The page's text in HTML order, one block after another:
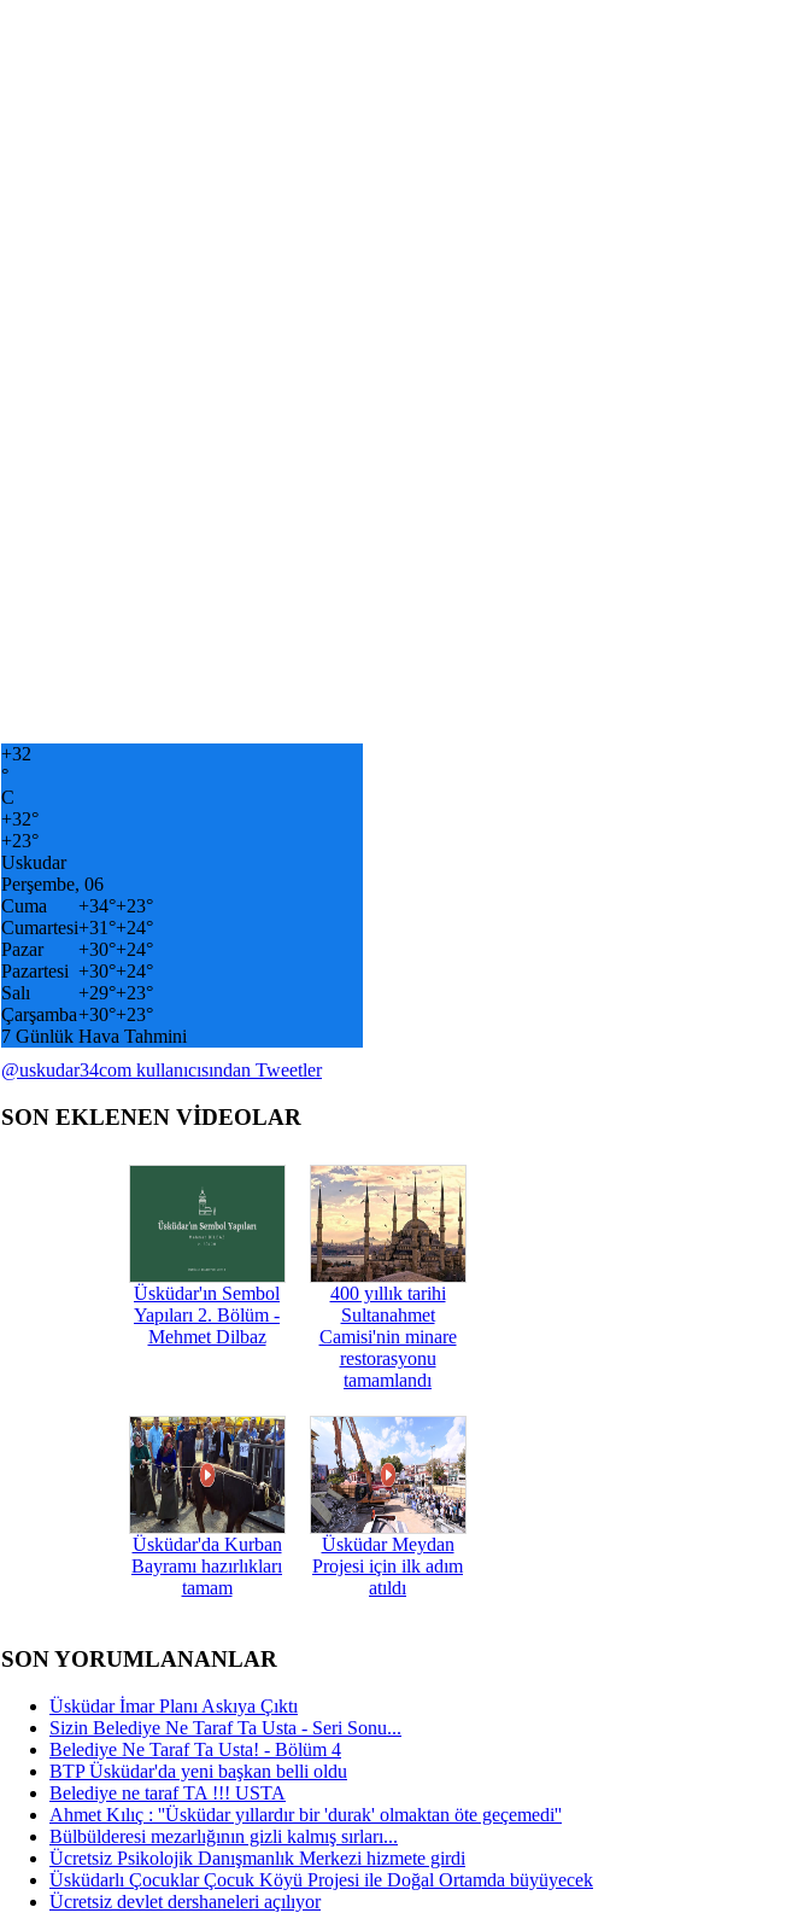
+32
°
C
+32°
+23°
Uskudar
Perşembe, 06
Cuma
+34°+23°
Cumartesi+31°+24°
Pazar
+30°+24°
Pazartesi +30°+24°
Salı
+29°+23°
Çarşamba+30°+23°
7 Günlük Hava Tahmini
@uskudar34com kullanıcısından Tweetler
SON EKLENEN VİDEOLAR
Üsküdar'ın Sembol
Yapıları 2. Bölüm -
Mehmet Dilbaz
400 yıllık tarihi
Sultanahmet
Camisi'nin minare
restorasyonu
tamamlandı
Üsküdar'da Kurban
Bayramı hazırlıkları
tamam
Üsküdar Meydan
Projesi için ilk adım
atıldı
SON YORUMLANANLAR
Üsküdar İmar Planı Askıya Çıktı
Sizin Belediye Ne Taraf Ta Usta - Seri Sonu...
Belediye Ne Taraf Ta Usta! - Bölüm 4
BTP Üsküdar'da yeni başkan belli oldu
Belediye ne taraf TA !!! USTA
Ahmet Kılıç : ''Üsküdar yıllardır bir 'durak' olmaktan öte geçemedi''
Bülbülderesi mezarlığının gizli kalmış sırları...
Ücretsiz Psikolojik Danışmanlık Merkezi hizmete girdi
Üsküdarlı Çocuklar Çocuk Köyü Projesi ile Doğal Ortamda büyüyecek
Ücretsiz devlet dershaneleri açılıyor